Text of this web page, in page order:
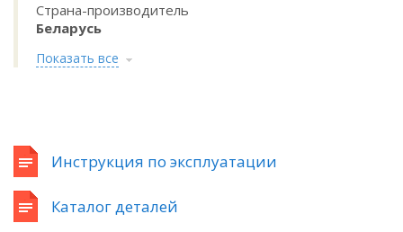
Страна-производитель
Беларусь
Показать все
Инструкция по эксплуатации
Каталог деталей